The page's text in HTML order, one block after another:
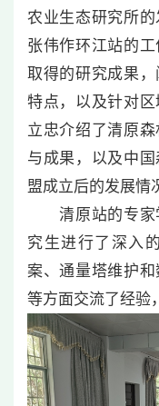
农业生态研究所的
张伟作环江站的
取得的研究成果
特点，以及针对
立忠介绍了清原
与成果，以及中
盟成立后的发展情
清原站的专家
究生进行了深入
案、通量塔维护
等方面交流了经验